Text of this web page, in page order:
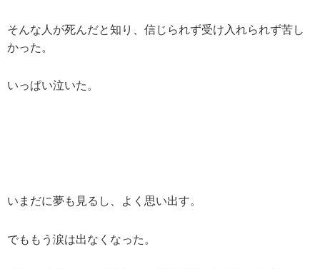
そんな人が死んだと知り、信じられず受け入れられず苦し
かった。
いっぱい泣いた。
いまだに夢も見るし、よく思い出す。
でももう涙は出なくなった。